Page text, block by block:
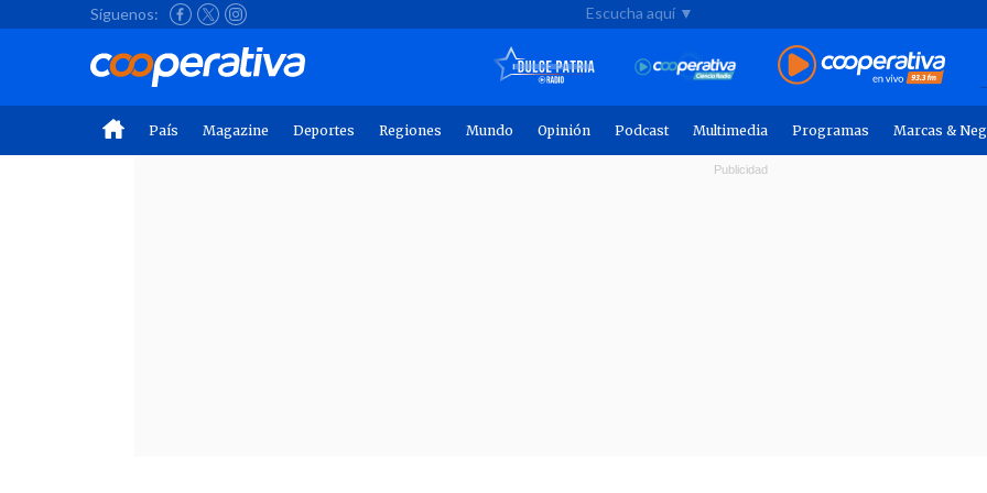
Síguenos: Escucha aquí ▼
País Magazine Deportes Regiones Mundo Opinión Podcast Multimedia Programas Marcas &